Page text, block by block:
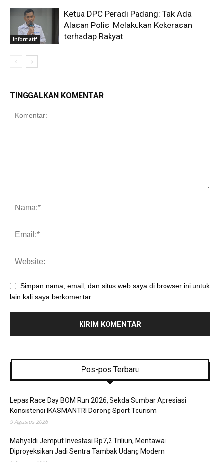
Informatif
Ketua DPC Peradi Padang: Tak Ada
Alasan Polisi Melakukan Kekerasan
terhadap Rakyat
TINGGALKAN KOMENTAR
Simpan nama, email, dan situs web saya di browser ini untuk
lain kali saya berkomentar.
Pos-pos Terbaru
Lepas Race Day BOM Run 2026, Sekda Sumbar Apresiasi
Konsistensi IKASMANTRI Dorong Sport Tourism
9 Agustus 2026
Mahyeldi Jemput Investasi Rp7,2 Triliun, Mentawai
Diproyeksikan Jadi Sentra Tambak Udang Modern